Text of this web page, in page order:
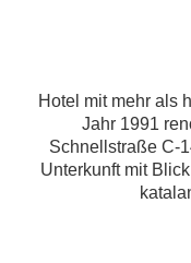
Hotel mit mehr als
Jahr 1991
Schnellstraße C-
Unterkunft mit